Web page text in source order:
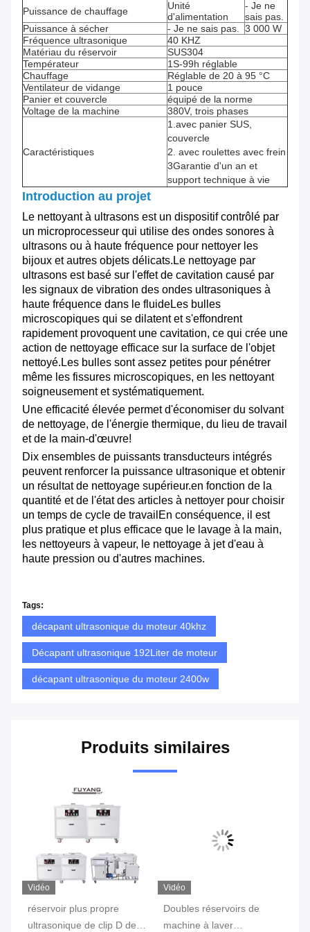
Puissance de chauffage
Unité
d'alimentation
- Je ne
sais pas.
Puissance à sécher
- Je ne sais pas. 3 000 W
Fréquence ultrasonique
40 KHZ
Matériau du réservoir
SUS304
Températeur
1S-99h réglable
Chauffage
Réglable de 20 à 95 °C
Ventilateur de vidange
1 pouce
Panier et couvercle
équipé de la norme
Voltage de la machine
380V, trois phases
Caractéristiques
1.avec panier SUS,
couvercle
2. avec roulettes avec frein
3Garantie d'un an et
support technique à vie
Introduction au projet
Le nettoyant à ultrasons est un dispositif contrôlé par
un microprocesseur qui utilise des ondes sonores à
ultrasons ou à haute fréquence pour nettoyer les
bijoux et autres objets délicats.Le nettoyage par
ultrasons est basé sur l'effet de cavitation causé par
les signaux de vibration des ondes ultrasoniques à
haute fréquence dans le fluideLes bulles
microscopiques qui se dilatent et s'effondrent
rapidement provoquent une cavitation, ce qui crée une
action de nettoyage efficace sur la surface de l'objet
nettoyé.Les bulles sont assez petites pour pénétrer
même les fissures microscopiques, en les nettoyant
soigneusement et systématiquement.
Une efficacité élevée permet d'économiser du solvant
de nettoyage, de l'énergie thermique, du lieu de travail
et de la main-d'œuvre!
Dix ensembles de puissants transducteurs intégrés
peuvent renforcer la puissance ultrasonique et obtenir
un résultat de nettoyage supérieur.en fonction de la
quantité et de l'état des articles à nettoyer pour choisir
un temps de cycle de travailEn conséquence, il est
plus pratique et plus efficace que le lavage à la main,
les nettoyeurs à vapeur, le nettoyage à jet d'eau à
haute pression ou d'autres machines.
Tags:
décapant ultrasonique du moteur 40khz
Décapant ultrasonique 192Liter de moteur
décapant ultrasonique du moteur 2400w
Produits similaires
Vidéo
réservoir plus propre
ultrasonique de clip D de
Vidéo
Doubles réservoirs de
machine à laver